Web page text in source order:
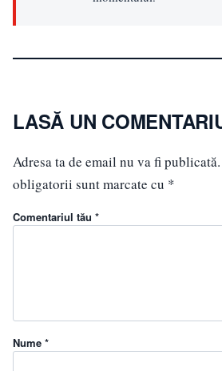
LASĂ UN
Adresa ta de email nu va fi publicată.
obligatorii sunt marcate cu *
Comentariul tău *
Nume *